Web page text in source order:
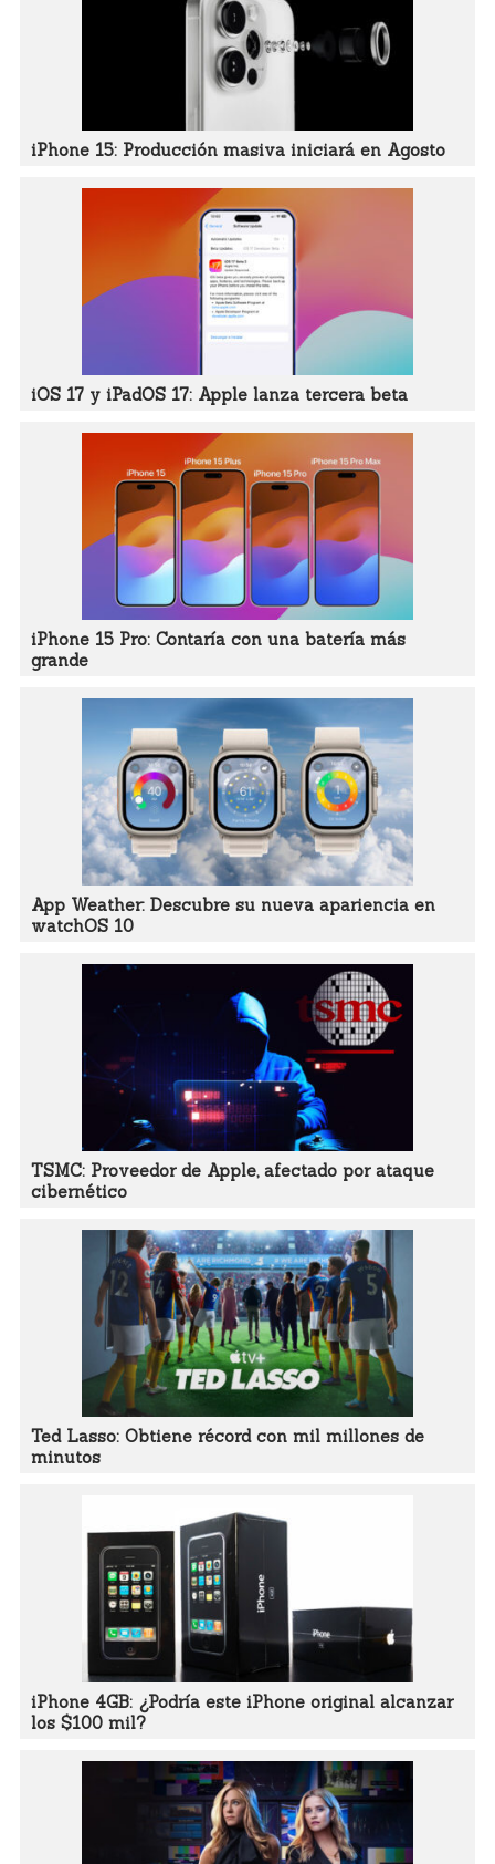
iPhone 15: Producción masiva iniciará en Agosto
iOS 17 y iPadOS 17: Apple lanza tercera beta
iPhone 15 Pro: Contaría con una batería más
grande
App Weather: Descubre su nueva apariencia en
watchOS 10
TSMC: Proveedor de Apple, afectado por ataque
cibernético
Ted Lasso: Obtiene récord con mil millones de
minutos
iPhone 4GB: ¿Podría este iPhone original alcanzar
los $100 mil?